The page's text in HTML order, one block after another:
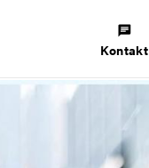
Kontakt